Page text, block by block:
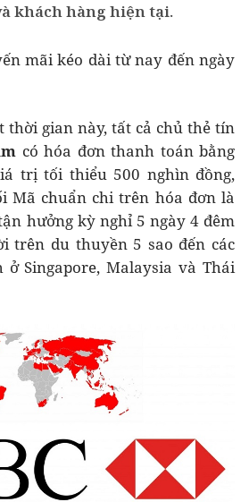
khách hàng hiện tại.
mãi kéo dài từ nay đến ngày
thời gian này, tất cả chủ thẻ tín
có hóa đơn thanh toán bằng
trị tối thiểu 500 nghìn đồng,
Mã chuẩn chi trên hóa đơn là
hưởng kỳ nghỉ 5 ngày 4 đêm
trên du thuyền 5 sao đến các
Singapore, Malaysia và Thái